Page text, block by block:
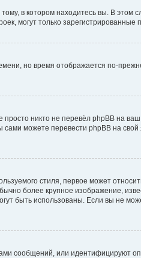
в котором находитесь вы. В этом
могут только
но время отображается по-
никто не перевёл phpBB на
сами можете перевести phpBB на
стиля, первое может
более крупное изображение,
быть использованы. Если вы не
сообщений, или идентифицируют